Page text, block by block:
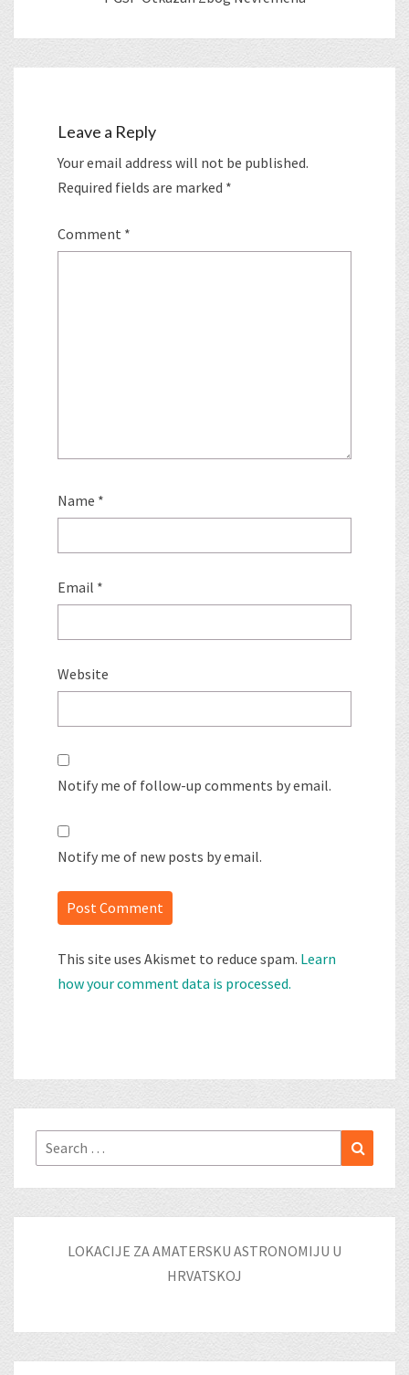
Leave a Reply
Your email address will not be published.
Required fields are marked *
Comment *
Name *
Email *
Website
Notify me of follow-up comments by email.
Notify me of new posts by email.
This site uses Akismet to reduce spam. Learn
how your comment data is processed.
Search
for:
LOKACIJE ZA AMATERSKU ASTRONOMIJU U
HRVATSKOJ